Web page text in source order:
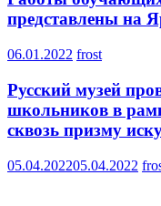
представлены на
06.01.2022 frost
Русский музей
школьников в
сквозь призму
05.04.202205.04.2022